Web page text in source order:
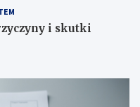
i skutki